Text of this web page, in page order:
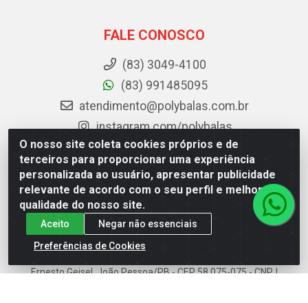
O nosso site coleta cookies próprios e de
terceiros para proporcionar uma experiência
personalizada ao usuário, apresentar publicidade
relevante de acordo com o seu perfil e melhorar a
qualidade do nosso site.
Aceito
Negar não essenciais
Preferências de Cookies
FALE CONOSCO
(83) 3049-4100
(83) 991485095
atendimento@polybalas.com.br
instagram.com/polybalas
facebook.com/Polybalas
Baixe já o APP da Polybalas
Ernesto Geisel, João Pessoa/PB - CEP 58.075-075 - CNPJ